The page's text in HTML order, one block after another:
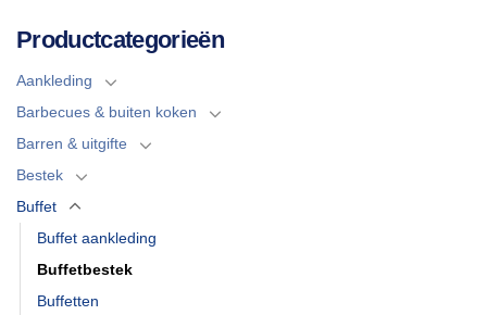
Productcategorieën
Aankleding
Barbecues & buiten koken
Barren & uitgifte
Bestek
Buffet
Buffet aankleding
Buffetbestek
Buffetten